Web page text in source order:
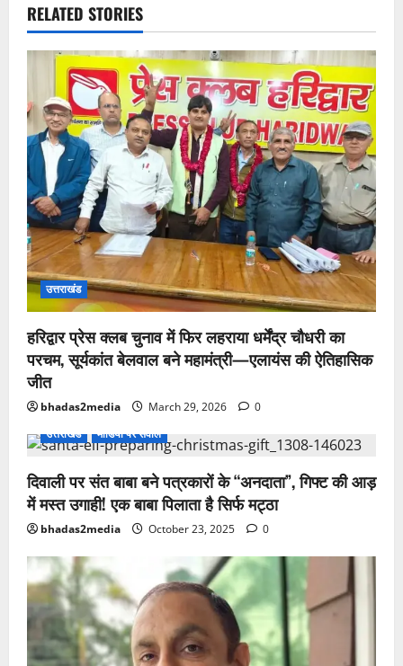
RELATED STORIES
उत्तराखंड
हरिद्वार प्रेस क्लब चुनाव में फिर लहराया धर्मेंद्र चौधरी का
परचम, सूर्यकांत बेलवाल बने महामंत्री—एलायंस की ऐतिहासिक
जीत
bhadas2media March 29, 2026
0
उत्तराखंड
मीडिया पर सवाल
दिवाली पर संत बाबा बने पत्रकारों के “अनदाता”, गिफ्ट की आड़
में मस्त उगाही! एक बाबा पिलाता है सिर्फ मट्ठा
bhadas2media October 23, 2025 0